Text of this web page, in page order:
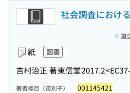
社会調査におけ
紙 図書
吉村治正 著東信堂2017.2
国
著者標目（識別子） 001145421